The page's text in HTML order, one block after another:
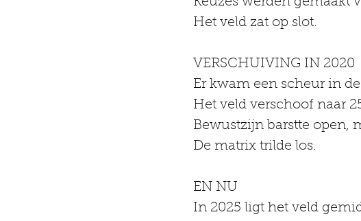
Het veld zat op slot.
VERSCHUIVING IN 2020
Er kwam een scheur in
Het veld verschoof naar
Bewustzijn barstte open,
De matrix trilde los.
EN NU
In 2025 ligt het veld